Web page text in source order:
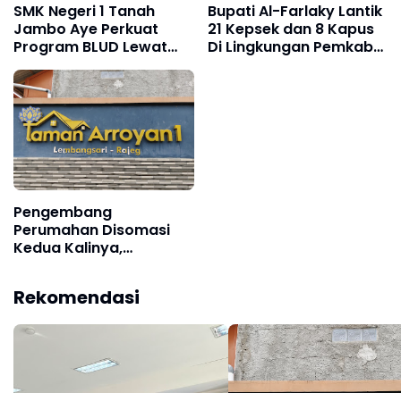
SMK Negeri 1 Tanah
Jambo Aye Perkuat
Program BLUD Lewat
Sinergi Antarsekolah
Bupati Al-Farlaky Lantik
21 Kepsek dan 8 Kapus
Di Lingkungan Pemkab
Pengembang
Perumahan Disomasi
Kedua Kalinya,
Rp186 Juta
Rekomendasi